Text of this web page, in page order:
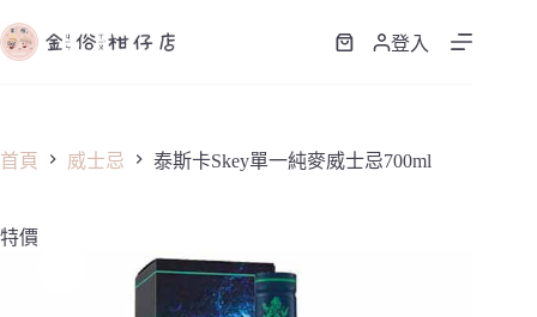
至
容
購
登入
首頁 威士忌 泰斯卡Skey單一純麥威士忌700ml
特價